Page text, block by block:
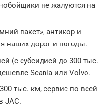
не жалуются на
пакет», антикор и
наших дорог и погоды.
(с субсидией до 300 тыс.
Scania или Volvo.
тыс. км, сервис по всей
JAC.